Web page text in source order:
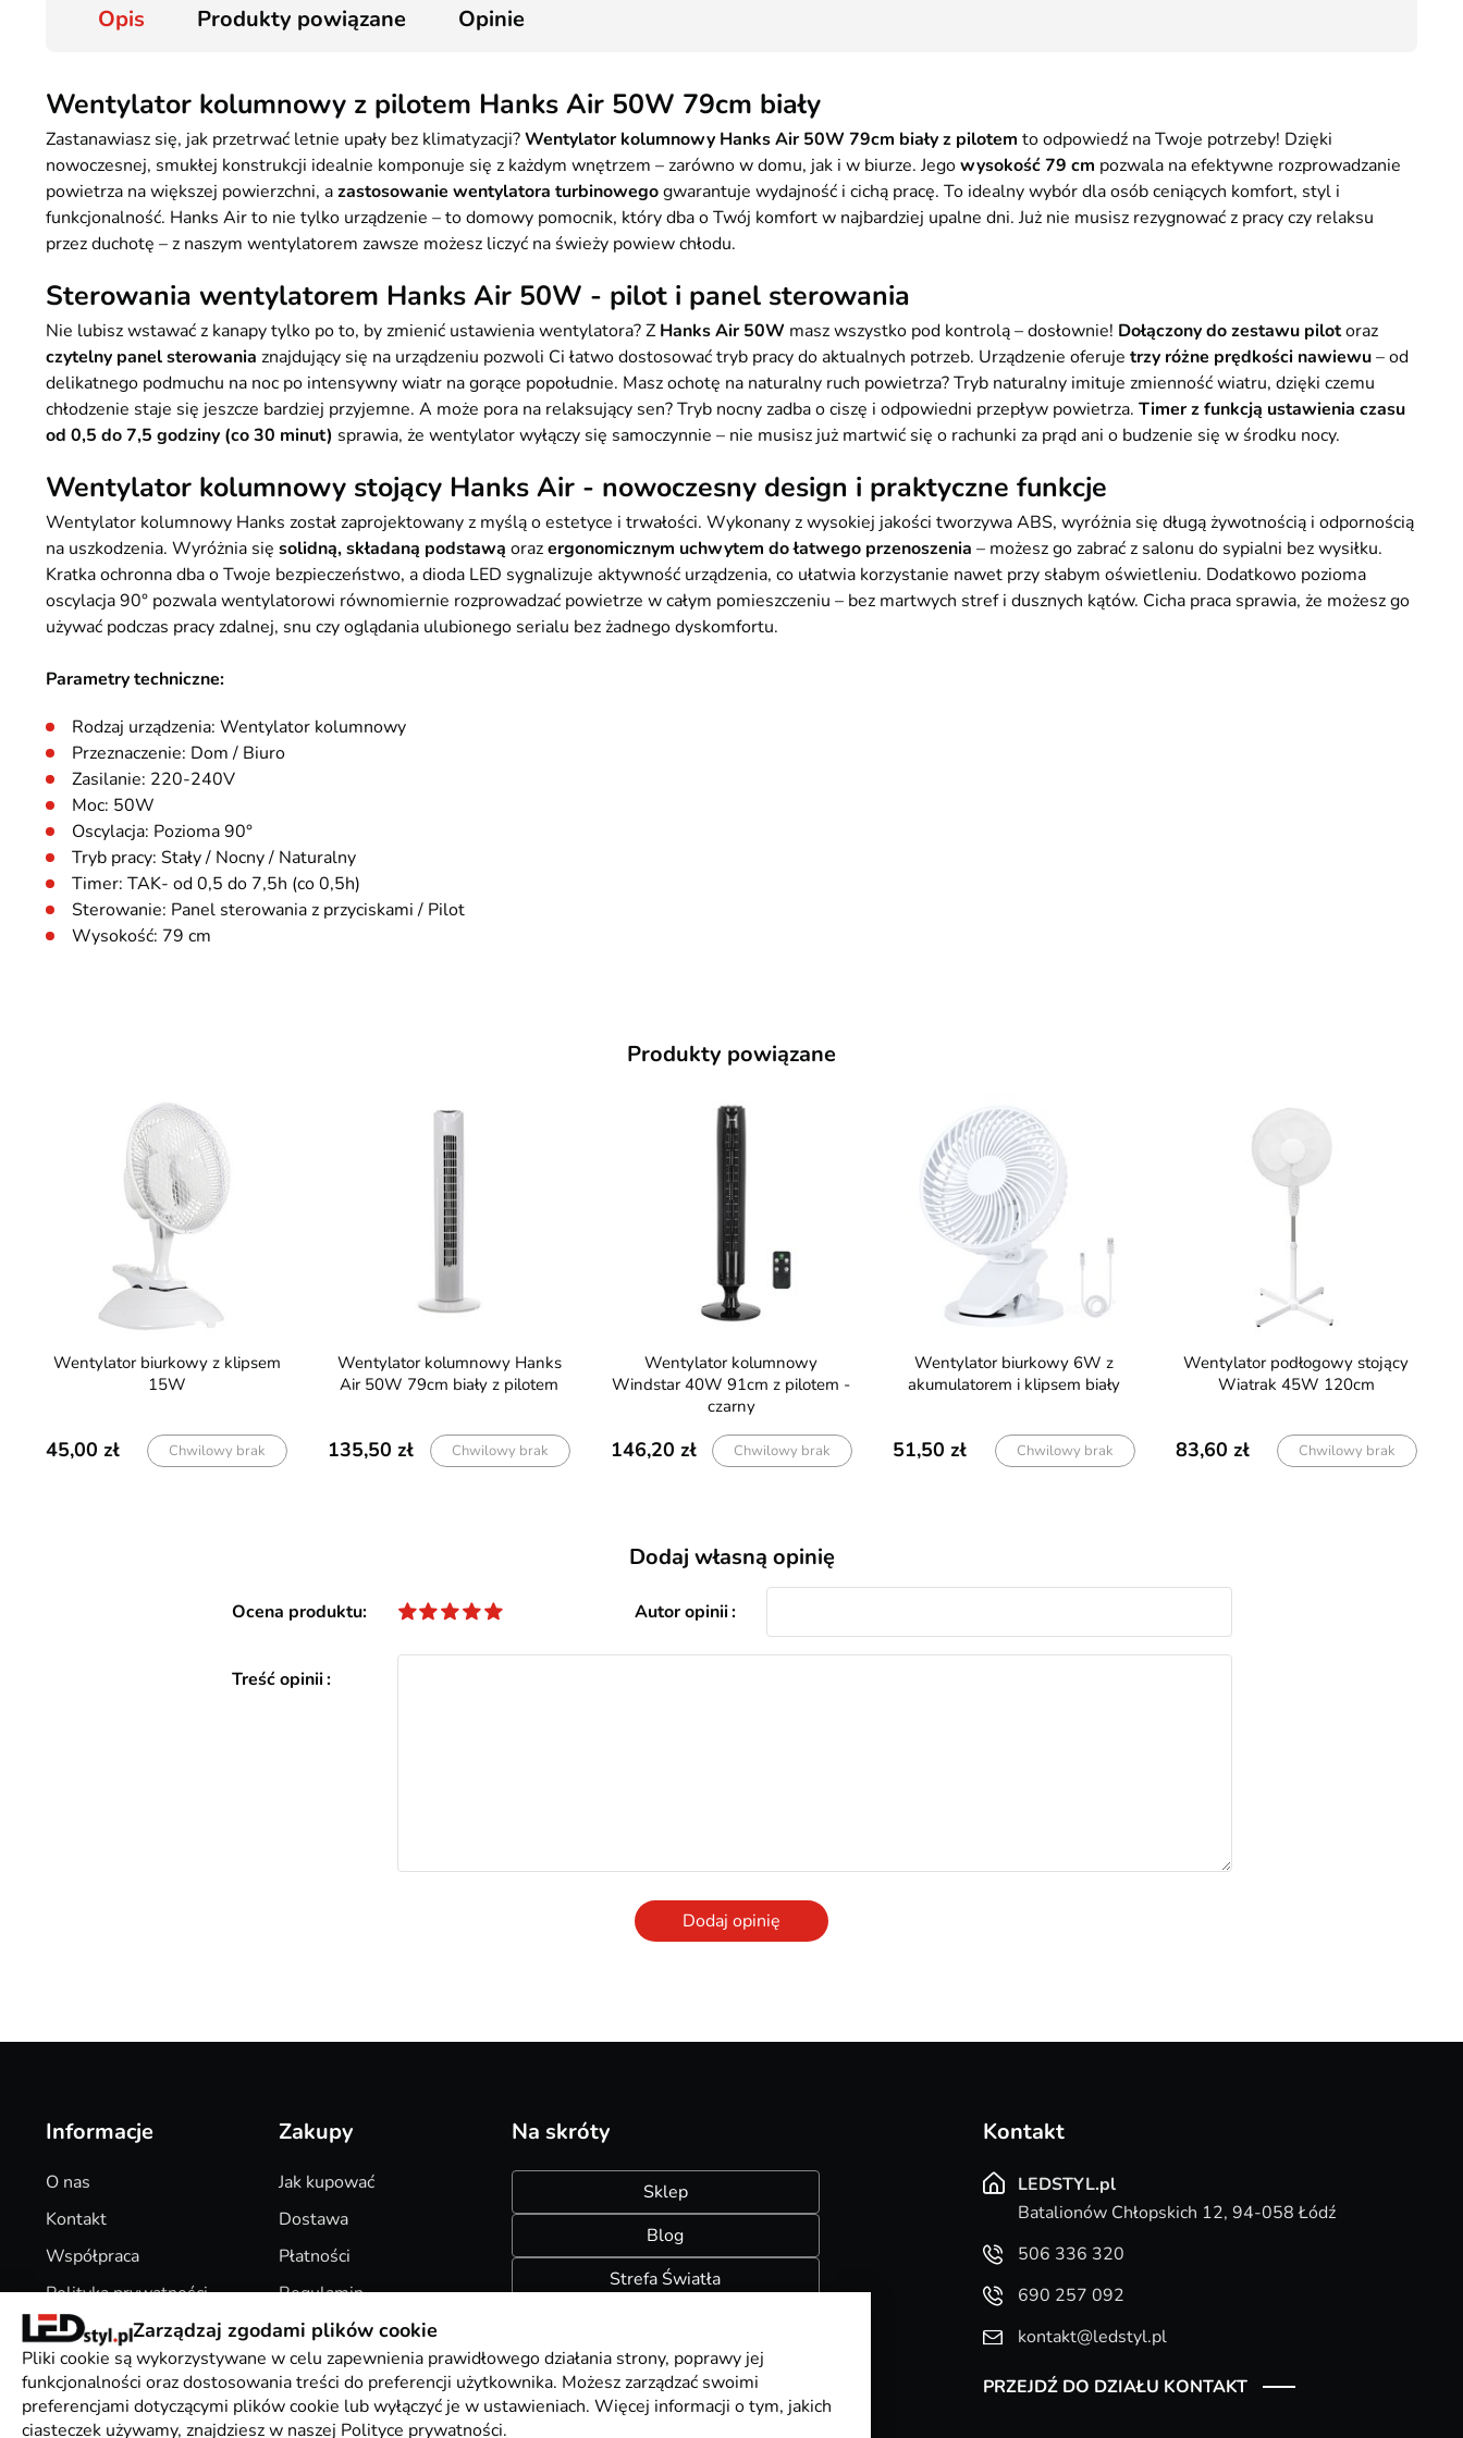
Opis Produkty powiązane Opinie
Wentylator kolumnowy z pilotem Hanks Air 50W 79cm biały
Zastanawiasz się, jak przetrwać letnie upały bez klimatyzacji?Wentylator kolumnowy Hanks Air 50W 79cm biały z pilotem to odpowiedź na Twoje potrzeby! Dzięki
nowoczesnej, smukłej konstrukcji idealnie komponuje się z każdym wnętrzem – zarówno w domu, jak i w biurze. Jegowysokość 79 cm pozwala na efektywne rozprowadzanie
powietrza na większej powierzchni, azastosowanie wentylatora turbinowegogwarantuje wydajność i cichą pracę. To idealny wybór dla osób ceniących komfort, styl i
funkcjonalność. Hanks Air to nie tylko urządzenie – to domowy pomocnik, który dba o Twój komfort w najbardziej upalne dni. Już nie musisz rezygnować z pracy czy relaksu
przez duchotę – z naszym wentylatorem zawsze możesz liczyć na świeży powiew chłodu.
Sterowania wentylatorem Hanks Air 50W - pilot i panel sterowania
Nie lubisz wstawać z kanapy tylko po to, by zmienić ustawienia wentylatora? Z Hanks Air 50W masz wszystko pod kontrolą – dosłownie! Dołączony do zestawu pilotoraz
czytelny panel sterowania znajdujący się na urządzeniu pozwoli Ci łatwo dostosować tryb pracy do aktualnych potrzeb. Urządzenie oferuje trzy różne prędkości nawiewu– od
delikatnego podmuchu na noc po intensywny wiatr na gorące popołudnie. Masz ochotę na naturalny ruch powietrza? Tryb naturalny imituje zmienność wiatru, dzięki czemu
chłodzenie staje się jeszcze bardziej przyjemne. A może pora na relaksujący sen? Tryb nocny zadba o ciszę i odpowiedni przepływ powietrza. Timer z funkcją ustawienia czasu
od 0,5 do 7,5 godziny (co 30 minut) sprawia, że wentylator wyłączy się samoczynnie – nie musisz już martwić się o rachunki za prąd ani o budzenie się w środku nocy.
Wentylator kolumnowy stojący Hanks Air - nowoczesny design i praktyczne funkcje
Wentylator kolumnowy Hanks został zaprojektowany z myślą o estetyce i trwałości. Wykonany z wysokiej jakości tworzywa ABS, wyróżnia się długą żywotnością i odpornością
na uszkodzenia. Wyróżnia się solidną, składaną podstawą orazergonomicznym uchwytem do łatwego przenoszenia – możesz go zabrać z salonu do sypialni bez wysiłku.
Kratka ochronna dba o Twoje bezpieczeństwo, a dioda LED sygnalizuje aktywność urządzenia, co ułatwia korzystanie nawet przy słabym oświetleniu. Dodatkowo pozioma
oscylacja 90° pozwala wentylatorowi równomiernie rozprowadzać powietrze w całym pomieszczeniu – bez martwych stref i dusznych kątów. Cicha praca sprawia, że możesz go
używać podczas pracy zdalnej, snu czy oglądania ulubionego serialu bez żadnego dyskomfortu.
Parametry techniczne:
Rodzaj urządzenia: Wentylator kolumnowy
Przeznaczenie: Dom / Biuro
Zasilanie: 220-240V
Moc: 50W
Oscylacja: Pozioma 90°
Tryb pracy: Stały / Nocny / Naturalny
Timer: TAK- od 0,5 do 7,5h (co 0,5h)
Sterowanie: Panel sterowania z przyciskami / Pilot
Wysokość: 79 cm
Produkty powiązane
Wentylator biurkowy z klipsem
15W
45,00 Chwilowy brak
Wentylator kolumnowy Hanks
Air 50W 79cm biały z pilotem
135,50 Chwilowy brak
Wentylator kolumnowy
Windstar 40W 91cm z pilotem -
czarny
146,20 Chwilowy brak
Wentylator biurkowy 6W z
akumulatorem i klipsem biały
51,50 Chwilowy brak
Wentylator podłogowy stojący
Wiatrak 45W 120cm
83,60 Chwilowy brak
Dodaj własną opinię
Ocena produktu Autor opinii
Treść opinii
Dodaj opinię
Informacje
O nas
Kontakt
Współpraca
Polityka prywatności
Pliki Cookies
Zakupy
Jak kupować
Dostawa
Płatności
Regulamin
Zwroty
Na skróty
Sklep
Blog
Strefa Światła
Kontakt
LEDSTYL.pl
Batalionów Chłopskich 12, 94-058 Łódź
506 336 320
690 257 092
kontakt@ledstyl.pl
PRZEJDŹ DO DZIAŁU KONTAKT
Zarządzaj zgodami plików cookie
Pliki cookie są wykorzystywane w celu zapewnienia prawidłowego działania strony, poprawy jej
funkcjonalności oraz dostosowania treści do preferencji użytkownika. Możesz zarządzać swoimi
preferencjami dotyczącymi plików cookie lub wyłączyć je w ustawieniach. Więcej informacji o tym, jakich
ciasteczek używamy, znajdziesz w naszej Polityce prywatności.